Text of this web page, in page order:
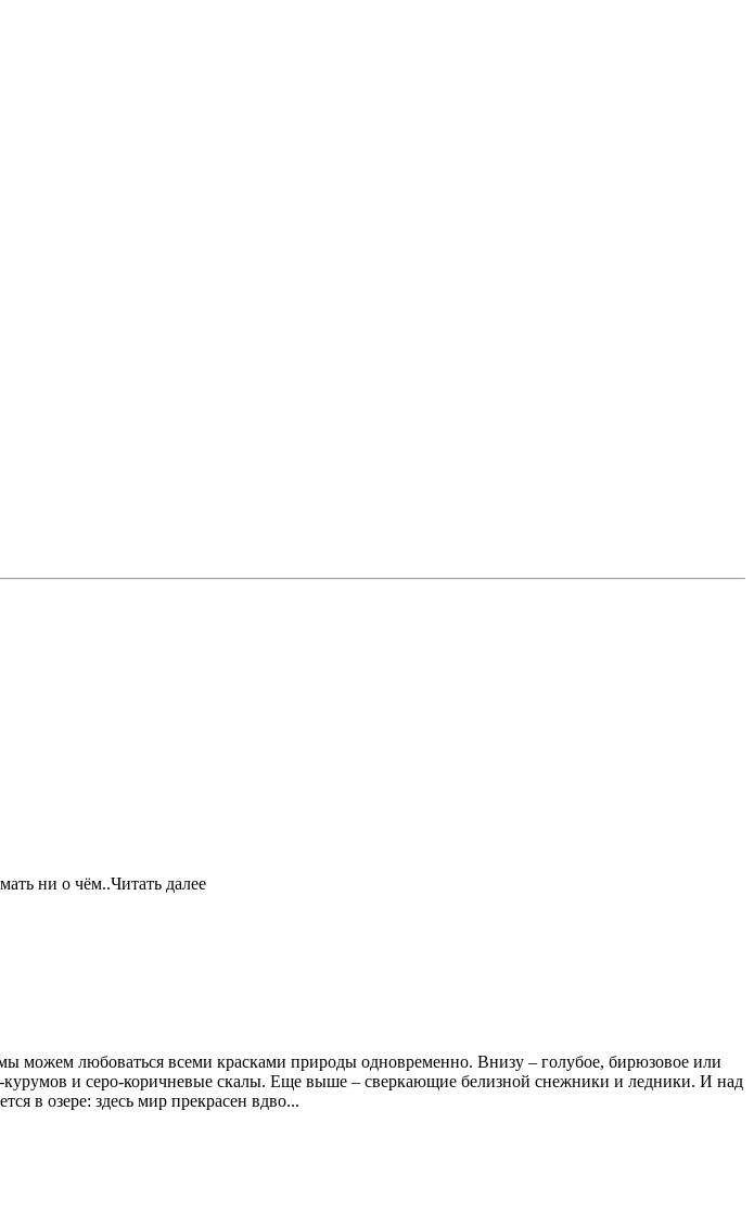
ни о чём..Читать далее
любоваться всеми красками природы одновременно. Внизу – голубое, бирюзовое или
курумов и серо-коричневые скалы. Еще выше – сверкающие белизной снежники и ледники. И над
в озере: здесь мир прекрасен вдво...